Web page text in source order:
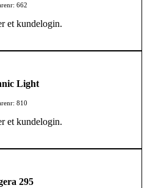
662
et kundelogin.
Light
810
et kundelogin.
295